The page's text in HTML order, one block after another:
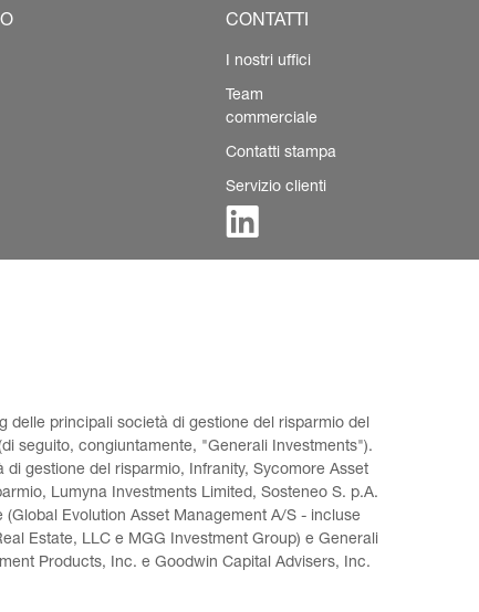
CONTATTI
I nostri uffici
Team
commerciale
Contatti stampa
Servizio clienti
delle principali società di gestione del risparmio del
seguito, congiuntamente, "Generali Investments").
gestione del risparmio, Infranity, Sycomore Asset
Lumyna Investments Limited, Sosteneo S. p.A.
Evolution Asset Management A/S - incluse
Estate, LLC e MGG Investment Group) e Generali
Products, Inc. e Goodwin Capital Advisers, Inc.